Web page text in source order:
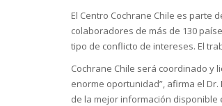
El Centro Cochrane Chile es
colaboradores de más de 130
tipo de conflicto de intereses. El
Cochrane Chile será coordinado y
enorme oportunidad”, afirma el
de la mejor información disponible